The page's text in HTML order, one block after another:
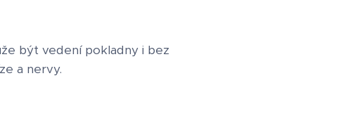
být vedení pokladny i bez
a nervy.